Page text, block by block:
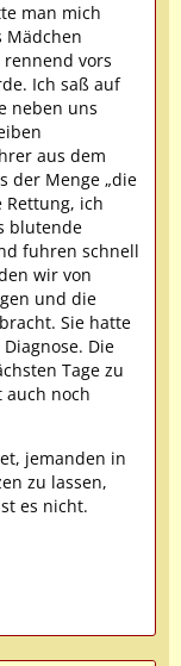
man mich
Mädchen
rennend vors
Ich saß auf
neben uns
aus dem
der Menge „die
Rettung, ich
blutende
fuhren schnell
wir von
und die
Sie hatte
Die
Tage zu
noch
jemanden in
zu lassen,
es nicht.